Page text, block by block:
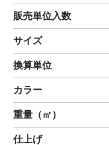
販売単位入数
サイズ
換算単位
カラー
重量（㎡ ）
仕上げ